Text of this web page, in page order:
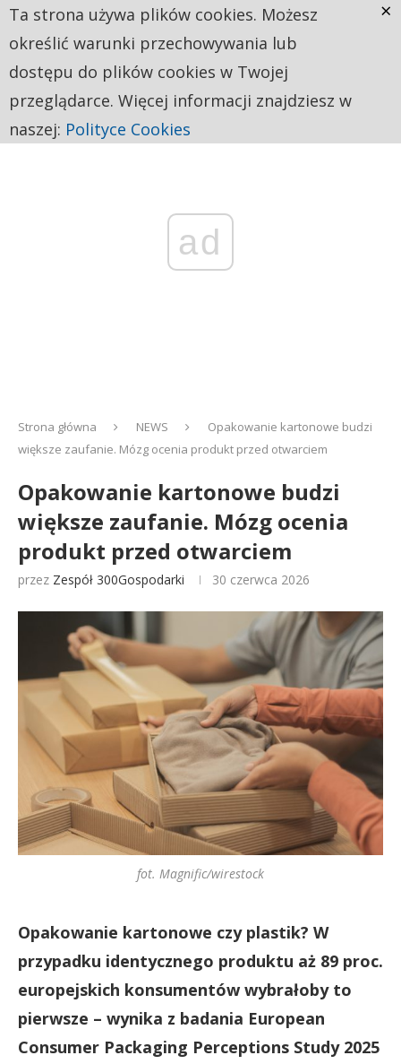
ad
Strona główna NEWS
Opakowanie kartonowe budzi
większe zaufanie. Mózg ocenia produkt przed otwarciem
Opakowanie kartonowe budzi
większe zaufanie. Mózg ocenia
produkt przed otwarciem
przez Zespół 300Gospodarki 30 czerwca 2026
fot. Magnific/wirestock
Opakowanie kartonowe czy plastik? W
przypadku identycznego produktu aż 89 proc.
europejskich konsumentów wybrałoby to
pierwsze – wynika z badania European
Consumer Packaging Perceptions Study 2025
Ta strona używa plików cookies. Możesz
określić warunki przechowywania lub
dostępu do plików cookies w Twojej
przeglądarce. Więcej informacji znajdziesz w
naszej: Polityce Cookies
×